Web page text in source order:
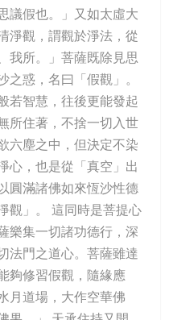
議假也。」又如太虛大
淨觀，謂觀於淨法，從
我所。」菩薩既除見思
之惑，名曰「假觀」。
若智慧，往後更能發起
所住著，不捨一切入世
六塵之中，但決定不染
心，也是從「真空」出
圓滿諸佛如來恆沙性德
觀」。 這同時是菩提心
樂集一切諸功德行，深
法門之道心。菩薩雖達
夠修習假觀，隨緣應
月道場，大作空華佛